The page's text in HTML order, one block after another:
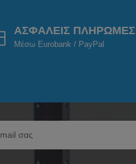
ΑΣΦΑΛΕΙΣ ΠΛΗΡΩΜΕΣ
Μέσω Eurobank / PayPal